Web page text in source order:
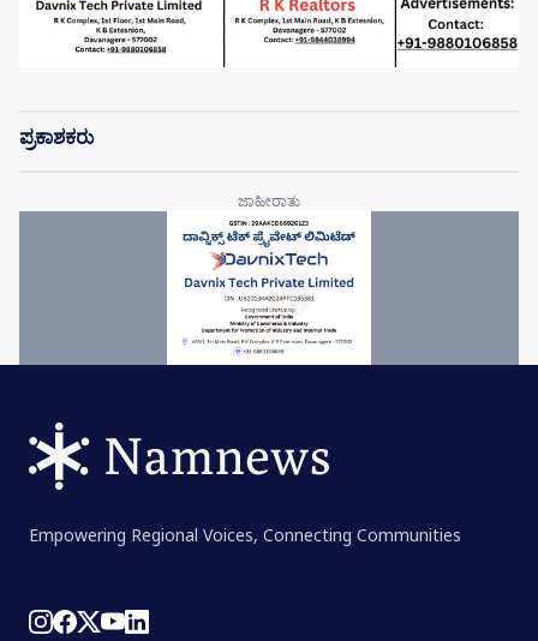
ಪ್ರಕಾಶಕರು
Empowering Regional Voices, Connecting Communities